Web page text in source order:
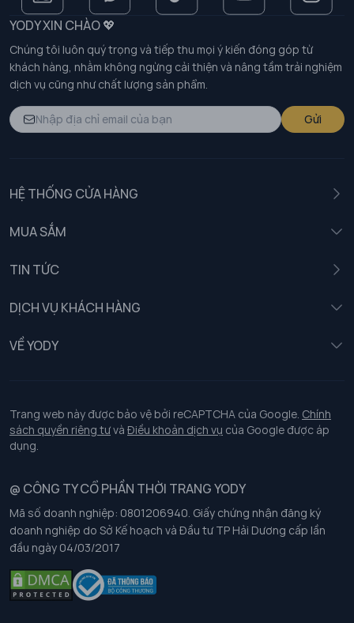
YODY XIN CHÀO 💖
Chúng tôi luôn quý trọng và tiếp thu mọi ý kiến đóng góp từ
khách hàng, nhằm không ngừng cải thiện và nâng tầm trải nghiệm
dịch vụ cũng như chất lượng sản phẩm.
Gửi
HỆ THỐNG CỬA HÀNG
MUA SẮM
TIN TỨC
DỊCH VỤ KHÁCH HÀNG
Chính sách khách hàng thân thiết
Chính sách bảo vệ dữ liệu cá nhân
Chính sách thanh toán, giao nhận
Chính sách chất lượng và an toàn sức khoẻ nghề nghiệp
Chính sách đơn đồng phục
Hướng dẫn chọn kích thước
VỀ YODY
Tuyển dụng
Trang web này được bảo vệ bởi reCAPTCHA của Google. Chính
sách quyền riêng tưvà Điều khoản dịch vụ của Google được áp
dụng.
@ CÔNG TY CỔ PHẦN THỜI TRANG YODY
Mã số doanh nghiệp: 0801206940. Giấy chứng nhận đăng ký
doanh nghiệp do Sở Kế hoạch và Đầu tư TP Hải Dương cấp lần
đầu ngày 04/03/2017